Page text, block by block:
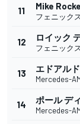
11 Mike
フェニック
12 ロイック
フェニック
13 エドアル
Mercedes-
14 ポール デ
Mercedes-